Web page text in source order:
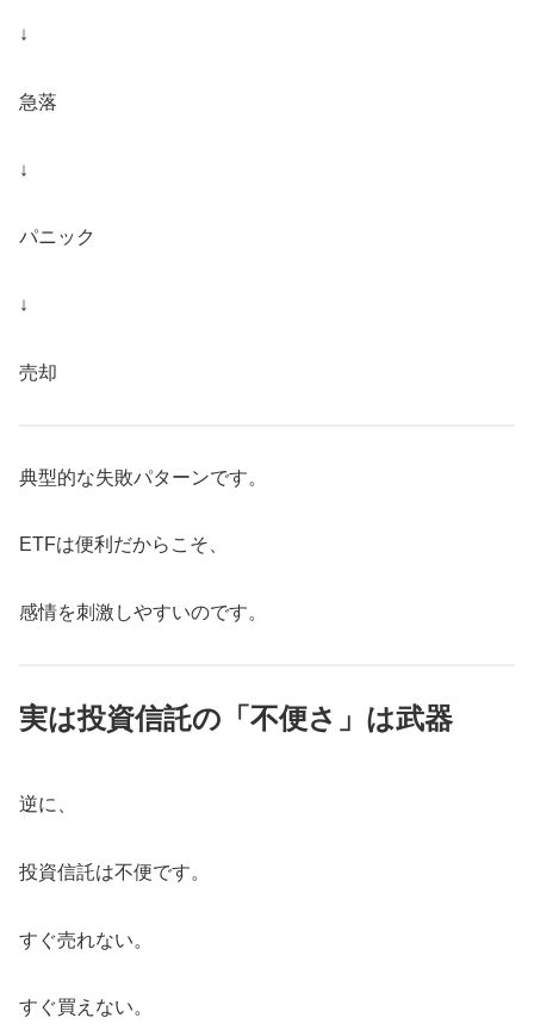
↓
急落
↓
パニック
↓
売却
典型的な失敗パターンです。
ETFは便利だからこそ、
感情を刺激しやすいのです。
実は投資信託の「不便さ」は武器
逆に、
投資信託は不便です。
すぐ売れない。
すぐ買えない。